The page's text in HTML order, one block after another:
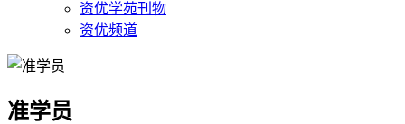
资优学苑刊物
资优频道
准学员